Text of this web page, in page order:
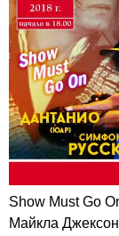
Show Must Go
Майкла